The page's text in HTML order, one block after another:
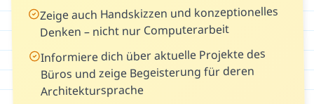
Zeige auch Handskizzen und konzeptionelles
Denken – nicht nur Computerarbeit
Informiere dich über aktuelle Projekte des
Büros und zeige Begeisterung für deren
Architektursprache